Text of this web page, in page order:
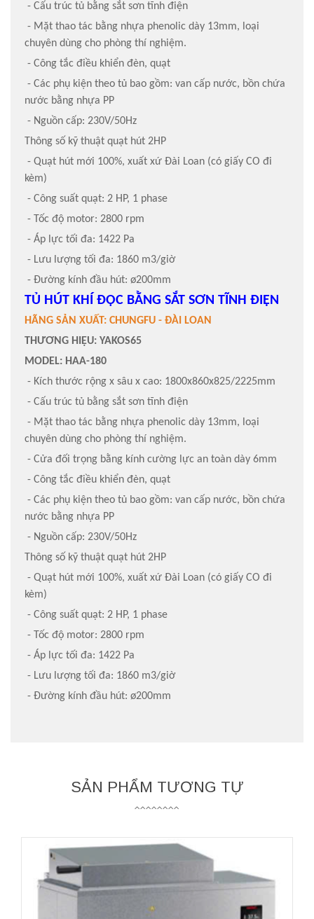
- Cấu trúc tủ bằng sắt sơn tĩnh điện
- Mặt thao tác bằng nhựa phenolic dày 13mm, loại
chuyên dùng cho phòng thí nghiệm.
- Công tắc điều khiển đèn, quạt
- Các phụ kiện theo tủ bao gồm: van cấp nước, bồn chứa
nước bằng nhựa PP
- Nguồn cấp: 230V/50Hz
Thông số kỹ thuật quạt hút 2HP
- Quạt hút mới 100%, xuất xứ Đài Loan (có giấy CO đi
kèm)
- Công suất quạt: 2 HP, 1 phase
- Tốc độ motor: 2800 rpm
- Áp lực tối đa: 1422 Pa
- Lưu lượng tối đa: 1860 m3/giờ
- Đường kính đầu hút: ø200mm
TỦ HÚT KHÍ ĐỘC BẰNG SẮT SƠN TĨNH ĐIỆN
HÃNG SẢN XUẤT: CHUNGFU - ĐÀI LOAN
THƯƠNG HIỆU: YAKOS65
MODEL: HAA-180
- Kích thước rộng x sâu x cao: 1800x860x825/2225mm
- Cấu trúc tủ bằng sắt sơn tĩnh điện
- Mặt thao tác bằng nhựa phenolic dày 13mm, loại
chuyên dùng cho phòng thí nghiệm.
- Cửa đối trọng bằng kính cường lực an toàn dày 6mm
- Công tắc điều khiển đèn, quạt
- Các phụ kiện theo tủ bao gồm: van cấp nước, bồn chứa
nước bằng nhựa PP
- Nguồn cấp: 230V/50Hz
Thông số kỹ thuật quạt hút 2HP
- Quạt hút mới 100%, xuất xứ Đài Loan (có giấy CO đi
kèm)
- Công suất quạt: 2 HP, 1 phase
- Tốc độ motor: 2800 rpm
- Áp lực tối đa: 1422 Pa
- Lưu lượng tối đa: 1860 m3/giờ
- Đường kính đầu hút: ø200mm
SẢN PHẨM TƯƠNG TỰ